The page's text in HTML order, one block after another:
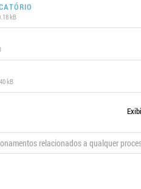
kB
kB
relacionados a qualquer